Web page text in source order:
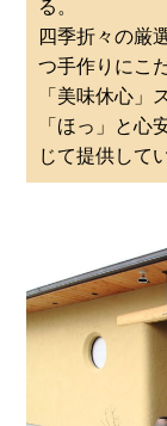
る。
四季折々の厳
つ手作りにこ
「美味休心」
「ほっ」と心
じて提供して